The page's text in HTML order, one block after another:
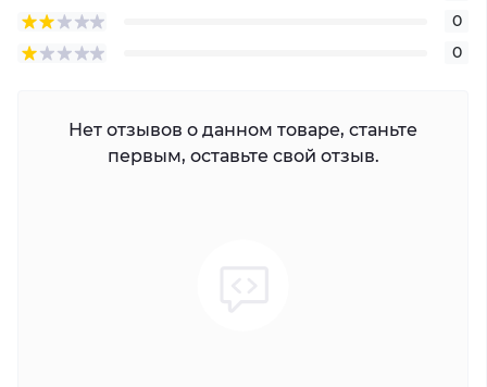
0
0
Нет отзывов о данном товаре, станьте
первым, оставьте свой отзыв.